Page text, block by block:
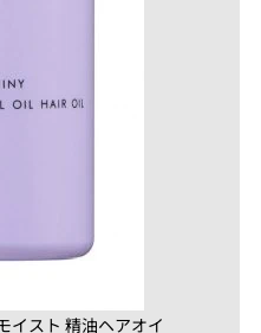
イスト 精油ヘアオイ